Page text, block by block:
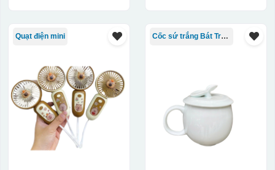
Quạt điện mini Cốc sứ trắng Bát Tràng